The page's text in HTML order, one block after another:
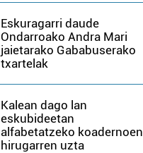
Eskuragarri daude
Ondarroako Andra Mari
jaietarako Gababuserako
txartelak
Kalean dago lan
eskubideetan
alfabetatzeko koadernoen
hirugarren uzta